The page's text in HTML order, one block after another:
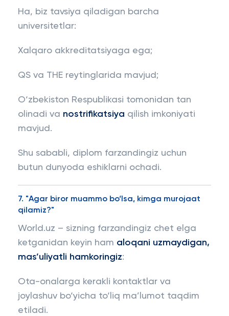
Ha, biz tavsiya qiladigan barcha
universitetlar:
Xalqaro akkreditatsiyaga ega;
QS va THE reytinglarida mavjud;
O‘zbekiston Respublikasi tomonidan tan
olinadi va nostrifikatsiya qilish imkoniyati
mavjud.
Shu sababli, diplom farzandingiz uchun
butun dunyoda eshiklarni ochadi.
7. "Agar biror muammo bo‘lsa, kimga murojaat
qilamiz?"
World.uz – sizning farzandingiz chet elga
ketganidan keyin ham aloqani uzmaydigan,
mas’uliyatli hamkoringiz:
Ota-onalarga kerakli kontaktlar va
joylashuv bo‘yicha to‘liq ma’lumot taqdim
etiladi.